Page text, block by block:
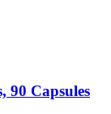
90 Capsules